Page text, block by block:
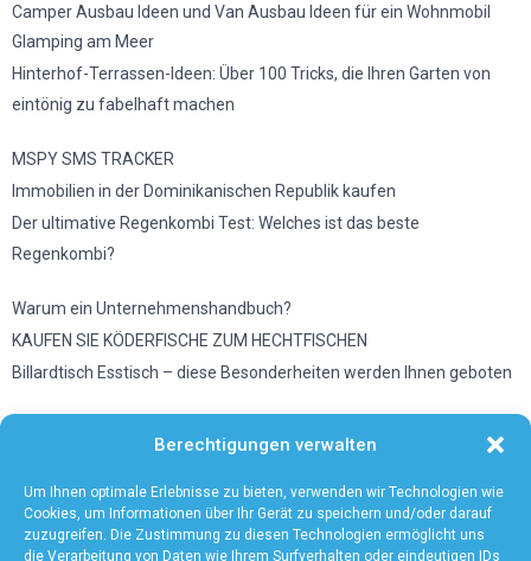
Berechtigungen verwalten
Um Ihnen optimale Erlebnisse zu bieten, verwenden wir Technologien wie
Cookies, um Informationen über Ihr Gerät zu speichern und/oder darauf
zuzugreifen. Die Zustimmung zu diesen Technologien ermöglicht uns
die Verarbeitung von Daten wie Ihrem Surfverhalten oder eindeutigen IDs
Camper Ausbau Ideen und Van Ausbau Ideen für ein Wohnmobil
Glamping am Meer
Hinterhof-Terrassen-Ideen: Über 100 Tricks, die Ihren Garten von
eintönig zu fabelhaft machen
MSPY SMS TRACKER
Immobilien in der Dominikanischen Republik kaufen
Der ultimative Regenkombi Test: Welches ist das beste
Regenkombi?
Warum ein Unternehmenshandbuch?
KAUFEN SIE KÖDERFISCHE ZUM HECHTFISCHEN
Billardtisch Esstisch – diese Besonderheiten werden Ihnen geboten
Vermeiden Sie diese Fehler, wenn Sie eine Mikrowelle benutzen
Unsere Tipps zum Wandern mit Baby